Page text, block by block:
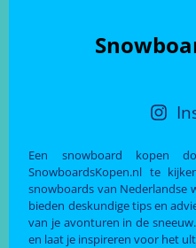
Een snowboard kopen
SnowboardsKopen.nl te
snowboards van Nederlandse
bieden deskundige tips en
van je avonturen in de
en laat je inspireren voor het